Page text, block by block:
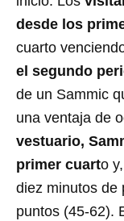
desde los
cuarto
el segundo
de un Sammic
una ventaja de
vestuario,
primer cuarto
diez minutos de
puntos (45-62).